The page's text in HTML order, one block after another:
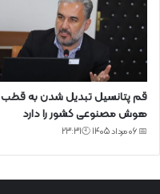
قم پتانسیل تبدیل شدن به قطب
هوش مصنوعی کشور را دارد
📅 06 مرداد 1405 🕙23:31